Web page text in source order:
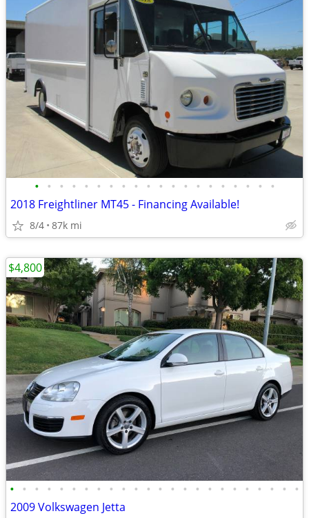
• • • • • • • • • • • • • • • • • • • •
2018 Freightliner MT45 - Financing Available!
8/4 87k mi
• • • • • • • • • • • • • • • • • • • • • • • •
2009 Volkswagen Jetta
$4,800